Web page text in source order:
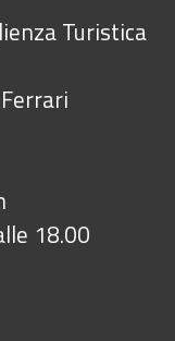
Turistica
18.00